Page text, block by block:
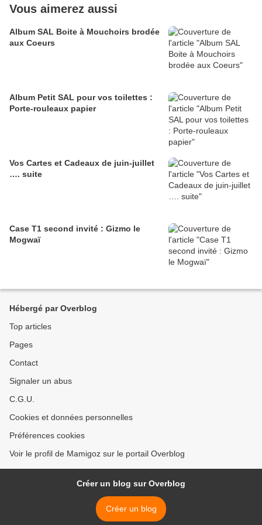
Vous aimerez aussi
Album SAL Boite à Mouchoirs brodée
aux Coeurs
Album Petit SAL pour vos toilettes :
Porte-rouleaux papier
Vos Cartes et Cadeaux de juin-juillet
…. suite
Case T1 second invité : Gizmo le
Mogwaï
Hébergé par Overblog
Top articles
Pages
Contact
Signaler un abus
C.G.U.
Cookies et données personnelles
Préférences cookies
Voir le profil de Mamigoz sur le portail Overblog
Créer un blog sur Overblog
Créer un blog